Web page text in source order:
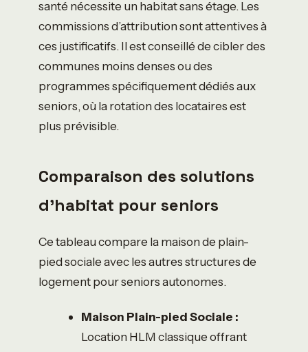
santé nécessite un habitat sans étage. Les
commissions d’attribution sont attentives à
ces justificatifs. Il est conseillé de cibler des
communes moins denses ou des
programmes spécifiquement dédiés aux
seniors, où la rotation des locataires est
plus prévisible.
Comparaison des solutions
d’habitat pour seniors
Ce tableau compare la maison de plain-
pied sociale avec les autres structures de
logement pour seniors autonomes.
Maison Plain-pied Sociale :
Location HLM classique offrant